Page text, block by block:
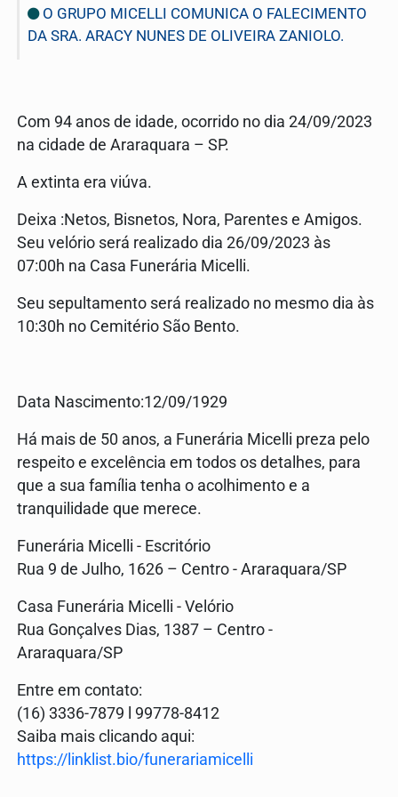
O GRUPO MICELLI COMUNICA O FALECIMENTO
DA SRA. ARACY NUNES DE OLIVEIRA ZANIOLO.
Com 94 anos de idade, ocorrido no dia 24/09/2023
na cidade de Araraquara – SP.
A extinta era viúva.
Deixa :Netos, Bisnetos, Nora, Parentes e Amigos.
Seu velório será realizado dia 26/09/2023 às
07:00h na Casa Funerária Micelli.
Seu sepultamento será realizado no mesmo dia às
10:30h no Cemitério São Bento.
Data Nascimento:12/09/1929
Há mais de 50 anos, a Funerária Micelli preza pelo
respeito e excelência em todos os detalhes, para
que a sua família tenha o acolhimento e a
tranquilidade que merece.
Funerária Micelli - Escritório
Rua 9 de Julho, 1626 – Centro - Araraquara/SP
Casa Funerária Micelli - Velório
Rua Gonçalves Dias, 1387 – Centro -
Araraquara/SP
Entre em contato:
(16) 3336-7879 l 99778-8412
Saiba mais clicando aqui:
https://linklist.bio/funerariamicelli